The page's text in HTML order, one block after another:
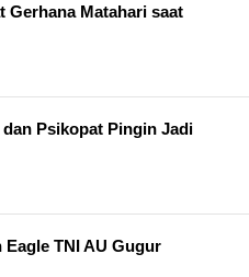
Gerhana Matahari saat
Psikopat Pingin Jadi
TNI AU Gugur